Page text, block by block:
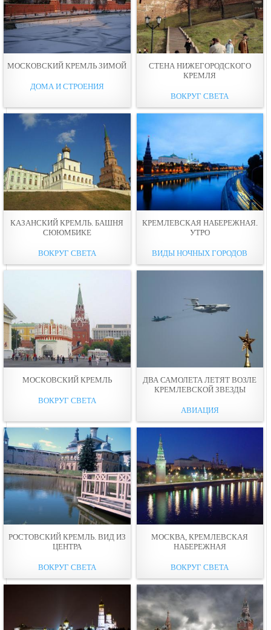
МОСКОВСКИЙ КРЕМЛЬ ЗИМОЙ
ДОМА И СТРОЕНИЯ
СТЕНА НИЖЕГОРОДСКОГО
КРЕМЛЯ
ВОКРУГ СВЕТА
КАЗАНСКИЙ КРЕМЛЬ. БАШНЯ
СЮЮМБИКЕ
ВОКРУГ СВЕТА
КРЕМЛЕВСКАЯ НАБЕРЕЖНАЯ.
УТРО
ВИДЫ НОЧНЫХ ГОРОДОВ
МОСКОВСКИЙ КРЕМЛЬ
ВОКРУГ СВЕТА
ДВА САМОЛЕТА ЛЕТЯТ ВОЗЛЕ
КРЕМЛЕВСКОЙ ЗВЕЗДЫ
АВИАЦИЯ
РОСТОВСКИЙ КРЕМЛЬ. ВИД ИЗ
ЦЕНТРА
ВОКРУГ СВЕТА
МОСКВА, КРЕМЛЕВСКАЯ
НАБЕРЕЖНАЯ
ВОКРУГ СВЕТА